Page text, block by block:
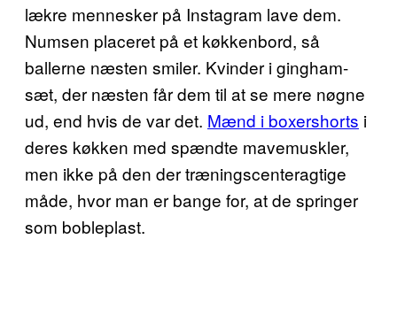
lækre mennesker på Instagram lave dem.
Numsen placeret på et køkkenbord, så
ballerne næsten smiler. Kvinder i gingham-
sæt, der næsten får dem til at se mere nøgne
ud, end hvis de var det. Mænd i boxershorts i
deres køkken med spændte mavemuskler,
men ikke på den der træningscenteragtige
måde, hvor man er bange for, at de springer
som bobleplast.